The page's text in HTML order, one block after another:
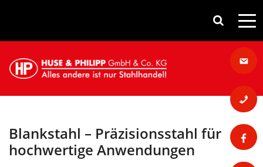
Blankstahl – Präzisionsstahl für
hochwertige Anwendungen